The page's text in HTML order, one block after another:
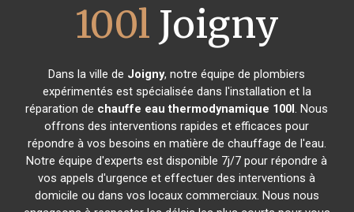
100l Joigny
Dans la ville de Joigny, notre équipe de plombiers
expérimentés est spécialisée dans l'installation et la
réparation de chauffe eau thermodynamique 100l. Nous
offrons des interventions rapides et efficaces pour
répondre à vos besoins en matière de chauffage de l'eau.
Notre équipe d'experts est disponible 7j/7 pour répondre à
vos appels d'urgence et effectuer des interventions à
domicile ou dans vos locaux commerciaux. Nous nous